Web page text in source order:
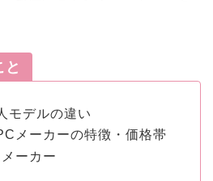
と
モデルの違い
メーカーの特徴・価格帯
ーカー